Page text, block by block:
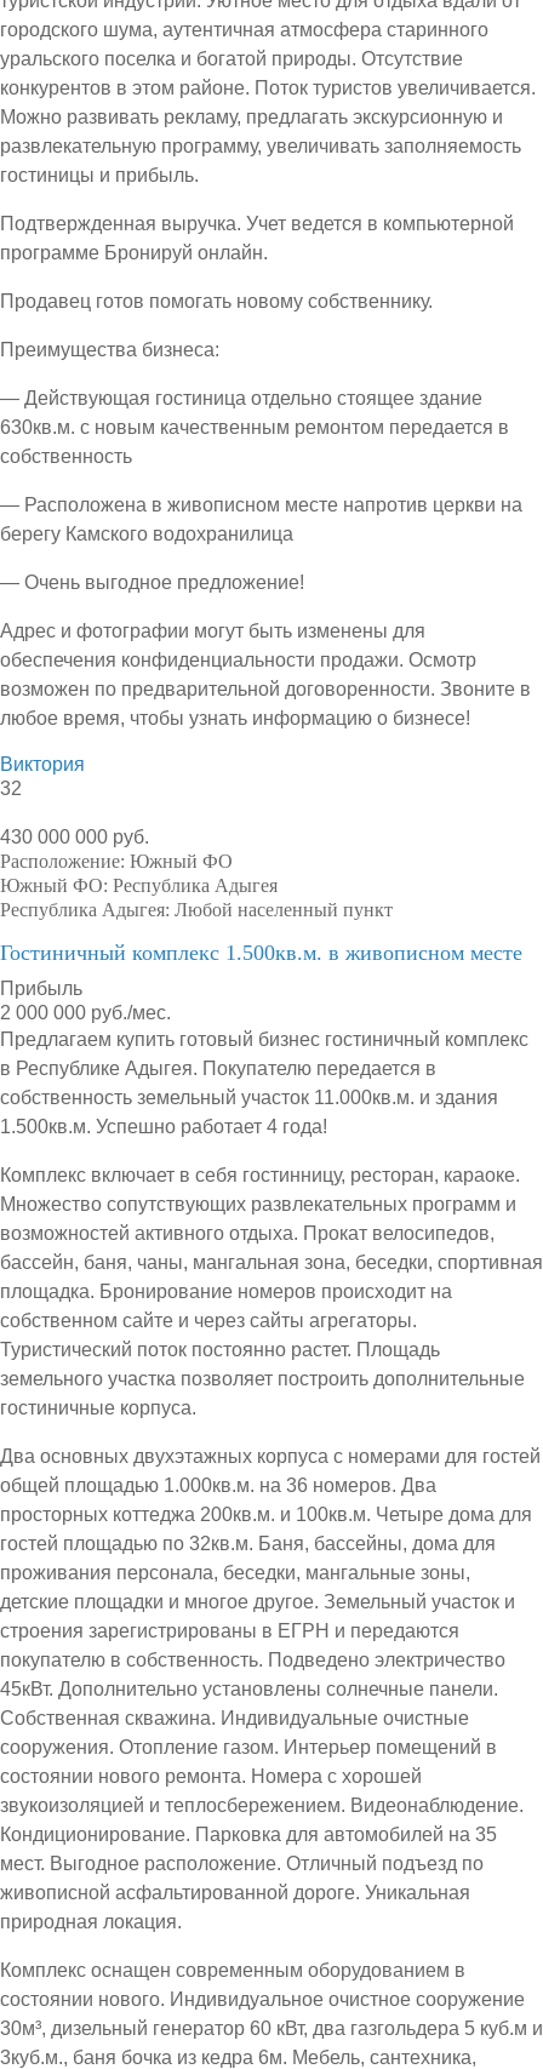
городского шума, аутентичная атмосфера старинного
уральского поселка и богатой природы. Отсутствие
конкурентов в этом районе. Поток туристов увеличивается.
Можно развивать рекламу, предлагать экскурсионную и
развлекательную программу, увеличивать заполняемость
гостиницы и прибыль.
Подтвержденная выручка. Учет ведется в компьютерной
программе Бронируй онлайн.
Продавец готов помогать новому собственнику.
Преимущества бизнеса:
— Действующая гостиница отдельно стоящее здание
630кв.м. с новым качественным ремонтом передается в
собственность
— Расположена в живописном месте напротив церкви на
берегу Камского водохранилица
— Очень выгодное предложение!
Адрес и фотографии могут быть изменены для
обеспечения конфиденциальности продажи. Осмотр
возможен по предварительной договоренности. Звоните в
любое время, чтобы узнать информацию о бизнесе!
Виктория
32
430 000 000 руб.
Расположение: Южный ФО
Южный ФО: Республика Адыгея
Республика Адыгея: Любой населенный пункт
Гостиничный комплекс 1.500кв.м. в живописном месте
Прибыль
2 000 000 руб./мес.
Предлагаем купить готовый бизнес гостиничный комплекс
в Республике Адыгея. Покупателю передается в
собственность земельный участок 11.000кв.м. и здания
1.500кв.м. Успешно работает 4 года!
Комплекс включает в себя гостинницу, ресторан, караоке.
Множество сопутствующих развлекательных программ и
возможностей активного отдыха. Прокат велосипедов,
бассейн, баня, чаны, мангальная зона, беседки, спортивная
площадка. Бронирование номеров происходит на
собственном сайте и через сайты агрегаторы.
Туристический поток постоянно растет. Площадь
земельного участка позволяет построить дополнительные
гостиничные корпуса.
Два основных двухэтажных корпуса с номерами для гостей
общей площадью 1.000кв.м. на 36 номеров. Два
просторных коттеджа 200кв.м. и 100кв.м. Четыре дома для
гостей площадью по 32кв.м. Баня, бассейны, дома для
проживания персонала, беседки, мангальные зоны,
детские площадки и многое другое. Земельный участок и
строения зарегистрированы в ЕГРН и передаются
покупателю в собственность. Подведено электричество
45кВт. Дополнительно установлены солнечные панели.
Собственная скважина. Индивидуальные очистные
сооружения. Отопление газом. Интерьер помещений в
состоянии нового ремонта. Номера с хорошей
звукоизоляцией и теплосбережением. Видеонаблюдение.
Кондиционирование. Парковка для автомобилей на 35
мест. Выгодное расположение. Отличный подъезд по
живописной асфальтированной дороге. Уникальная
природная локация.
Комплекс оснащен современным оборудованием в
состоянии нового. Индивидуальное очистное сооружение
30м³, дизельный генератор 60 кВт, два газгольдера 5 куб.м и
3куб.м., баня бочка из кедра 6м. Мебель, сантехника,